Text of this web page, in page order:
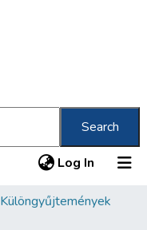
Search
Log In (current)
Különgyűjtemények